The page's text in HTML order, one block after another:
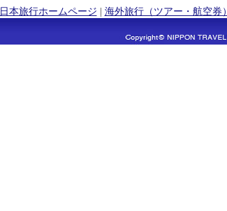
日本旅行ホームページ | 海外旅行（ツアー・航空券）